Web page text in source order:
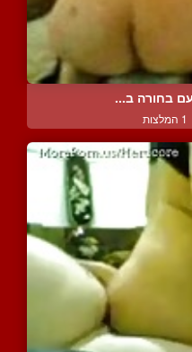
בחורה ב...
1 המלצות